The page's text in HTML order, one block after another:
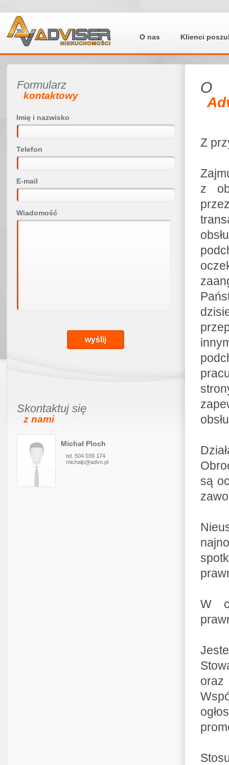
O nas Klienci
Formularz
kontaktowy
Imię i nazwisko
Telefon
E-mail
Wiadomość
Skontaktuj się
z nami
Michał Ploch
tel. 504 039 174
michalp@advn.pl
O
Z
z
są
W